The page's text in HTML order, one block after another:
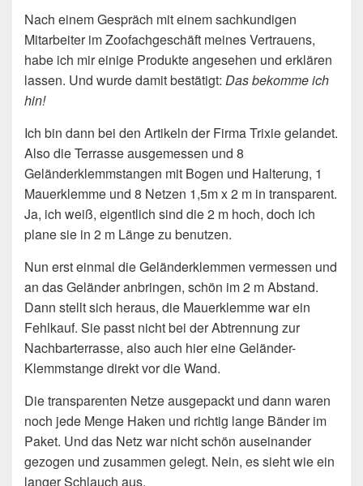
Nach einem Gespräch mit einem sachkundigen
Mitarbeiter im Zoofachgeschäft meines Vertrauens,
habe ich mir einige Produkte angesehen und erklären
lassen. Und wurde damit bestätigt: Das bekomme ich
hin!
Ich bin dann bei den Artikeln der Firma Trixie gelandet.
Also die Terrasse ausgemessen und 8
Geländerklemmstangen mit Bogen und Halterung, 1
Mauerklemme und 8 Netzen 1,5m x 2 m in transparent.
Ja, ich weiß, eigentlich sind die 2 m hoch, doch ich
plane sie in 2 m Länge zu benutzen.
Nun erst einmal die Geländerklemmen vermessen und
an das Geländer anbringen, schön im 2 m Abstand.
Dann stellt sich heraus, die Mauerklemme war ein
Fehlkauf. Sie passt nicht bei der Abtrennung zur
Nachbarterrasse, also auch hier eine Geländer-
Klemmstange direkt vor die Wand.
Die transparenten Netze ausgepackt und dann waren
noch jede Menge Haken und richtig lange Bänder im
Paket. Und das Netz war nicht schön auseinander
gezogen und zusammen gelegt. Nein, es sieht wie ein
langer Schlauch aus.